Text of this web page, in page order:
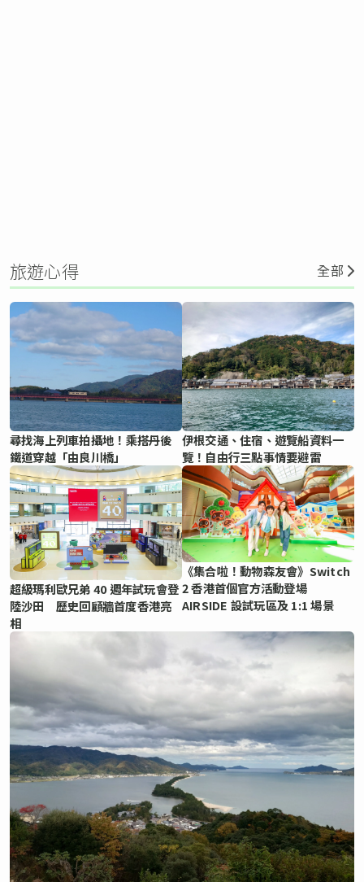
旅遊心得 全部
尋找海上列車拍攝地！乘搭丹後
鐵道穿越「由良川橋」
伊根交通、住宿、遊覽船資料一
覽！自由行三點事情要避雷
超級瑪利歐兄弟 40 週年試玩會登
陸沙田 歷史回顧牆首度香港亮
相
《集合啦！動物森友會》Switch
2 香港首個官方活動登場
AIRSIDE 設試玩區及 1:1 場景